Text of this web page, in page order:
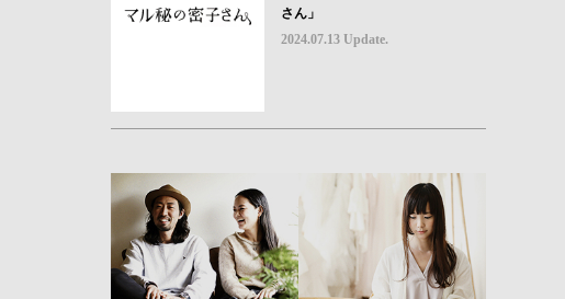
さん」
2024.07.13 Update.